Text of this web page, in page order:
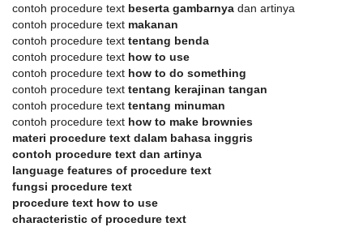
contoh procedure text beserta gambarnya dan artinya
contoh procedure text makanan
contoh procedure text tentang benda
contoh procedure text how to use
contoh procedure text how to do something
contoh procedure text tentang kerajinan tangan
contoh procedure text tentang minuman
contoh procedure text how to make brownies
materi procedure text dalam bahasa inggris
contoh procedure text dan artinya
language features of procedure text
fungsi procedure text
procedure text how to use
characteristic of procedure text